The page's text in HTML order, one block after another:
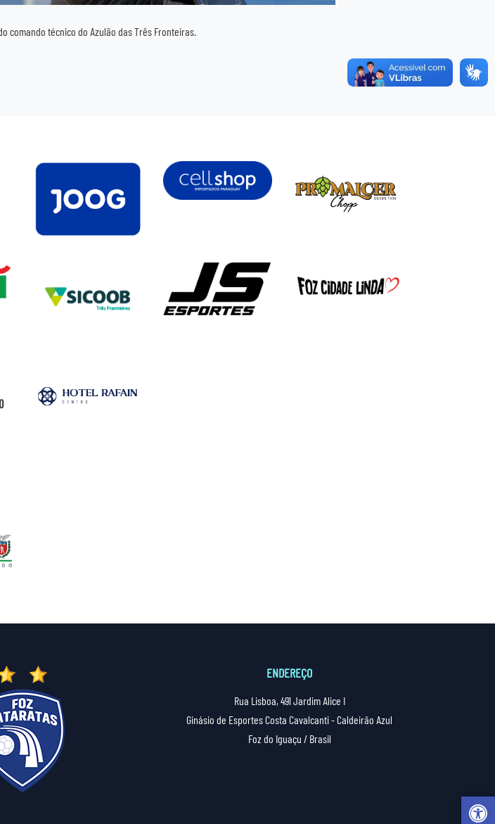
comando técnico do Azulão das Três Fronteiras.
ENDEREÇO
Rua Lisboa, 491 Jardim Alice I
Ginásio de Esportes Costa Cavalcanti - Caldeirão Azul
Foz do Iguaçu / Brasil